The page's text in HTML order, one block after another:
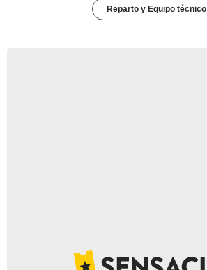
Reparto y Equipo técnico